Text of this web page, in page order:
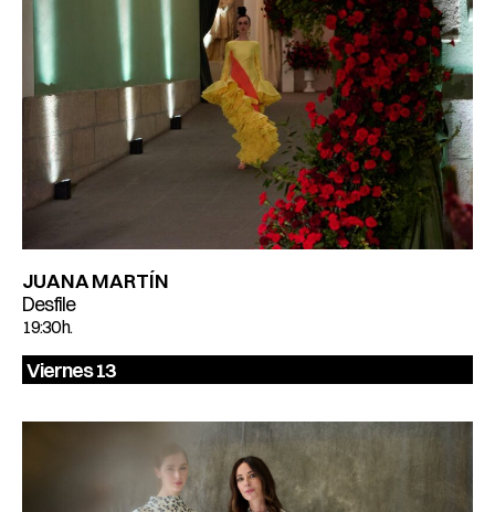
JUANA MARTÍN
Desfile
19:30 h.
Viernes 13